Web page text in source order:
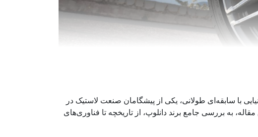
با سابقه‌ای طولانی، یکی از پیشگامان صنعت لاستیک در
به بررسی جامع برند دانلوپ، از تاریخچه تا فناوری‌های